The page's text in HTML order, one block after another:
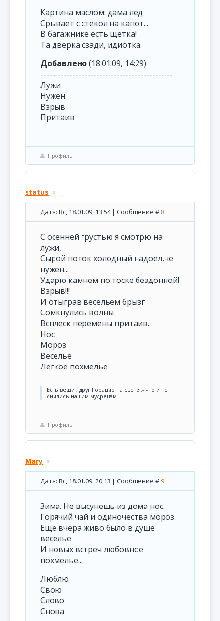
Картина маслом: дама лед
Срывает с стекол на капот...
В багажнике есть щетка!
Та дверка сзади, идиотка.
Добавлено(18.01.09, 14:29)
---------------------------------------------
Лужи
Нужен
Взрыв
Притаив
Профиль
status
Дата: Вс, 18.01.09, 13:54 | Сообщение # 8
С осенней грустью я смотрю на
лужи,
Сырой поток холодный надоел,не
нужен...
Ударю камнем по тоске бездонной!
Взрыв!!!
И отыграв весельем брызг
Сомкнулись волны
Всплеск перемены притаив.
Нос
Мороз
Веселье
Лёгкое похмелье
Есть вещи , друг Горацио на свете ,- что и не
снились нашим мудрецам .
Профиль
Mary
Дата: Вс, 18.01.09, 20:13 | Сообщение #9
Зима. Не высунешь из дома нос.
Горячий чай и одиночества мороз.
Еще вчера живо было в душе
веселье
И новых встреч любовное
похмелье...
Люблю
Свою
Слово
Снова